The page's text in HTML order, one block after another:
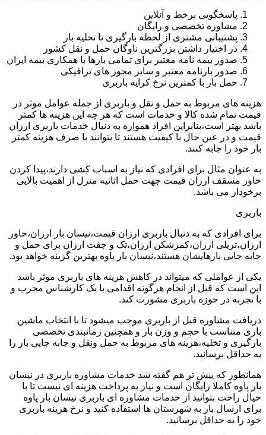
پاسخگویی برخط و آنلاین
مشاوره تخصصی و رایگان
پشتیبانی مشتری از لحظه بارگیری تا تخلیه بار
در اختیار داشتن بزرگترین ناوگان حمل و نقل کشور
صدور بیمه نامه معتبر برای تمامی بارها با همکاری بیمه ایران
صدور بارنامه معتبر و سایر مجوز های ترافیکی
حمل بار با کمترین نرخ کرایه باربری
هزینه های مربوط به حمل و نقل و باربری از جمله عوامل موثر در
قیمت تمام شده کالا و خدمات است که هر چه این هزینه ها کمتر
باشد بهتر است،بنابراین افراد همواره به دنبال خدمات باربری ارزان
قیمت و در عین حال با کیفیت هستند تا بتوانند با صرف هزینه کمتر
بار خود را جابه کنند.
به عنوان مثال برای افرادی که نیاز به اسباب کشی دارند،پیدا کردن
خاور مسقف ارزان قیمت جهت حمل اثاثیه منزل از اهمیت بالایی
برخودار می باشد.
باربری
برای افرادی که به دنبال باربری ارزان قیمت،نیسان بار ارزان،خاور
ارزان،تریلی ارزان،کمرشکن ارزان،تک و جفت ارزان برای حمل و
جابه جایی بارهایشان هستند،نیسان بار پاوه بهترین گزینه خواهد بود.
یکی از عواملی که میتواند در کاهش هزینه های باربری موثر باشد
این است که قبل از انجام هرگونه اقدامی با یک کارشناس مجرب و
با تجربه در حوزه باربری مشورت کند.
دریافت مشاوره قبل از باربری موجب میشود تا با انتخاب ماشین
باری متناسب با حجم و وزن بار و همچنین زمانبندی تخصصی
بارگیری و تخلیه،هزینه های مربوط به حمل ونقل و جابه جایی بار را
به حداقل برسانید.
همانطور که پیش تر هم گفته شد خدمات مشاوره باربری در نیسان
بار پاوه کاملا رایگان است و نیاز به پرداخت هزینه ای نیست تا با
خیال راحت بتوانید از خدمات مشاوره ای باربری نیسان بار پاوه
برای ارسال بار به شهرستان ها استفاده کنید و نرخ هزینه باربری
خود را به حداقل برسانید.